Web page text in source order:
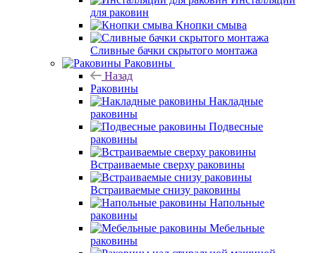
для раковин
Кнопки смыва
Сливные бачки скрытого монтажа
Раковины
Назад
Раковины
Накладные
раковины
Подвесные
раковины
Встраиваемые сверху раковины
Встраиваемые снизу раковины
Напольные
раковины
Мебельные
раковины